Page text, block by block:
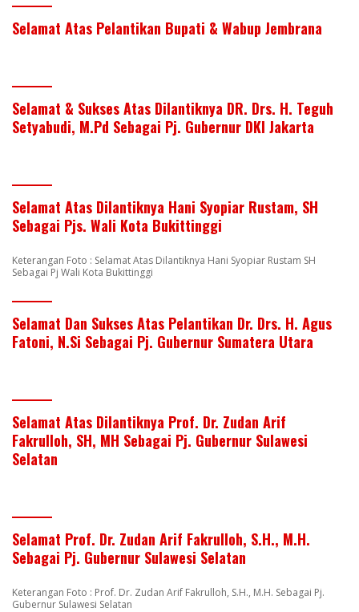
Selamat Atas Pelantikan Bupati & Wabup Jembrana
Selamat & Sukses Atas Dilantiknya DR. Drs. H. Teguh
Setyabudi, M.Pd Sebagai Pj. Gubernur DKI Jakarta
Selamat Atas Dilantiknya Hani Syopiar Rustam, SH
Sebagai Pjs. Wali Kota Bukittinggi
Keterangan Foto : Selamat Atas Dilantiknya Hani Syopiar Rustam SH
Sebagai Pj Wali Kota Bukittinggi
Selamat Dan Sukses Atas Pelantikan Dr. Drs. H. Agus
Fatoni, N.Si Sebagai Pj. Gubernur Sumatera Utara
Selamat Atas Dilantiknya Prof. Dr. Zudan Arif
Fakrulloh, SH, MH Sebagai Pj. Gubernur Sulawesi
Selatan
Selamat Prof. Dr. Zudan Arif Fakrulloh, S.H., M.H.
Sebagai Pj. Gubernur Sulawesi Selatan
Keterangan Foto : Prof. Dr. Zudan Arif Fakrulloh, S.H., M.H. Sebagai Pj.
Gubernur Sulawesi Selatan